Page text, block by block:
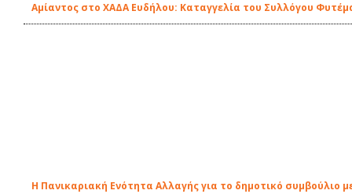
Αμίαντος στο ΧΑΔΑ Ευδήλου: Καταγγελία του Συλλόγου
Η Πανικαριακή Ενότητα Αλλαγής για το δημοτικό